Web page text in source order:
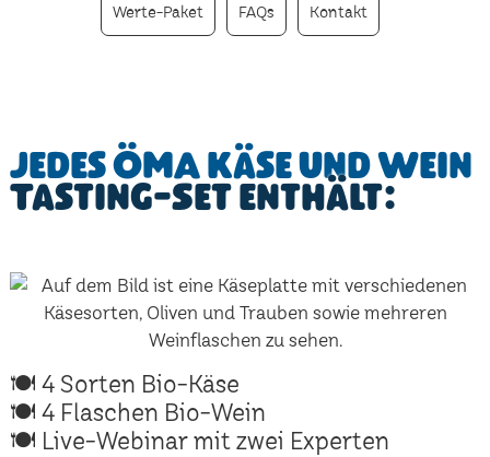
Werte-Paket FAQs Kontakt
Jedes ÖMA Käse und Wein
Tasting-Set enthält:
🍽 4 Sorten Bio-Käse
🍽 4 Flaschen Bio-Wein
🍽 Live-Webinar mit zwei Experten